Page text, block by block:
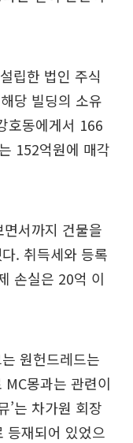
립한 법인 주식
당 빌딩의 소유
호동에게서 166
152억원에 매각
서까지 건물을
. 취득세와 등록
손실은 20억 이
원헌드레드는
몽과는 관련이
’는 차가원 회장
등재되어 있었으